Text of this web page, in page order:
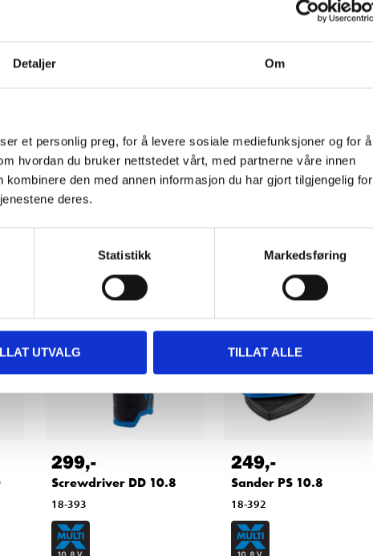
Detaljer Om
et personlig preg, for å levere sosiale mediefunksjoner og for å
hvordan du bruker nettstedet vårt, med partnerne våre innen
den med annen informasjon du har gjort tilgjengelig for
deres.
Statistikk Markedsføring
UTVALG TILLAT ALLE
also bought
299,-
Screwdriver DD 10.8
18-393
249,-
Sander PS 10.8
18-392